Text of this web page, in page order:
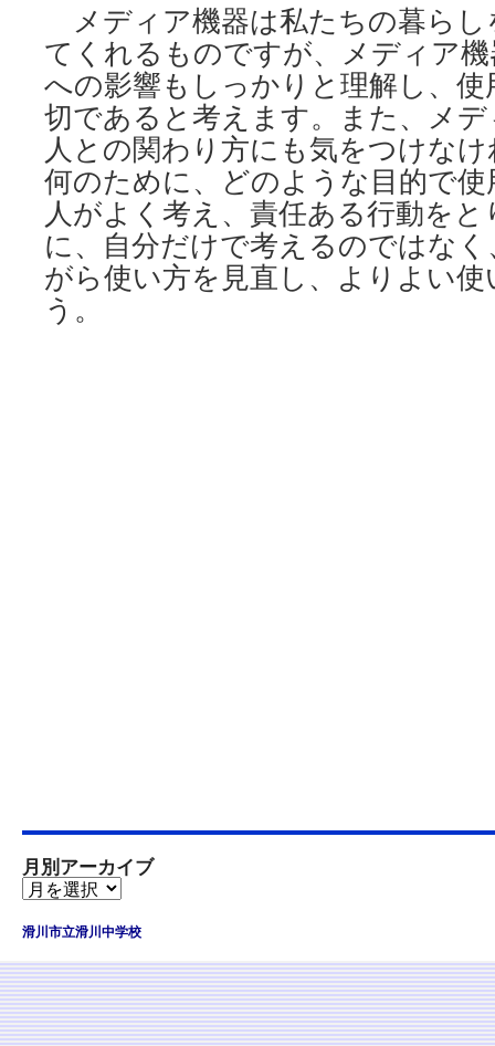
メディア機器は私たちの暮ら
てくれるものですが、メディア
への影響もしっかりと理解し、
切であると考えます。また、メ
人との関わり方にも気をつけな
何のために、どのような目的で
人がよく考え、責任ある行動を
に、自分だけで考えるのではな
がら使い方を見直し、よりよい
う。
月別アーカイブ
滑川市立滑川中学校